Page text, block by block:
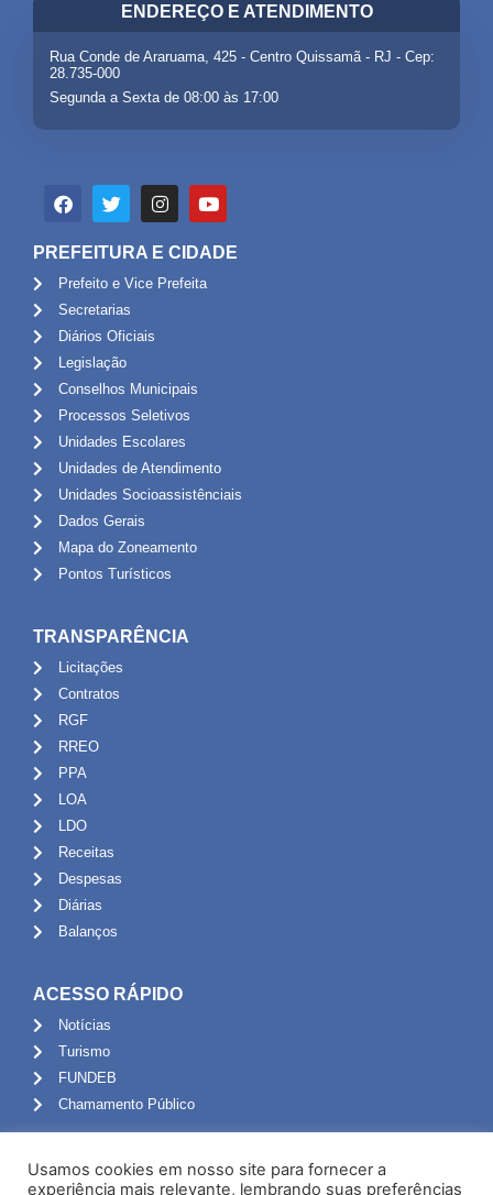
ENDEREÇO E ATENDIMENTO
Rua Conde de Araruama, 425 - Centro Quissamã - RJ - Cep:
28.735-000
Segunda a Sexta de 08:00 às 17:00
PREFEITURA E CIDADE
Prefeito e Vice Prefeita
Secretarias
Diários Oficiais
Legislação
Conselhos Municipais
Processos Seletivos
Unidades Escolares
Unidades de Atendimento
Unidades Socioassistênciais
Dados Gerais
Mapa do Zoneamento
Pontos Turísticos
TRANSPARÊNCIA
Licitações
Contratos
RGF
RREO
PPA
LOA
LDO
Receitas
Despesas
Diárias
Balanços
ACESSO RÁPIDO
Notícias
Turismo
FUNDEB
Chamamento Público
Portal do Servidor
Usamos cookies em nosso site para fornecer a
experiência mais relevante, lembrando suas preferências